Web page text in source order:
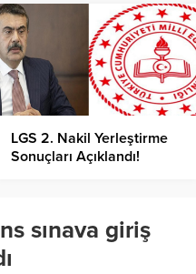
LGS 2. Nakil Yerleştirme
Sonuçları Açıklandı!
sınava giriş